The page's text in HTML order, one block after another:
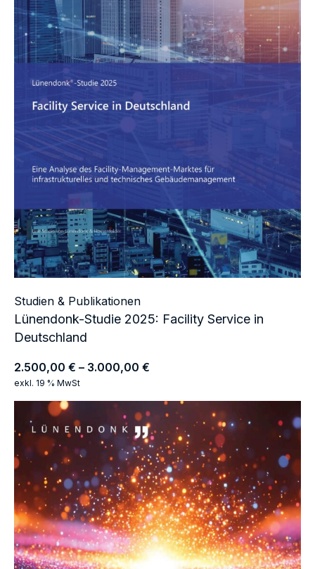
Studien & Publikationen
Lünendonk-Studie 2025: Facility Service in
Deutschland
2.500,00 € – 3.000,00 €
exkl. 19 % MwSt